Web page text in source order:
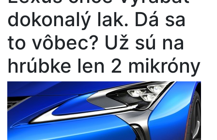
dokonalý lak. Dá sa
to vôbec? Už sú na
hrúbke len 2 mikróny